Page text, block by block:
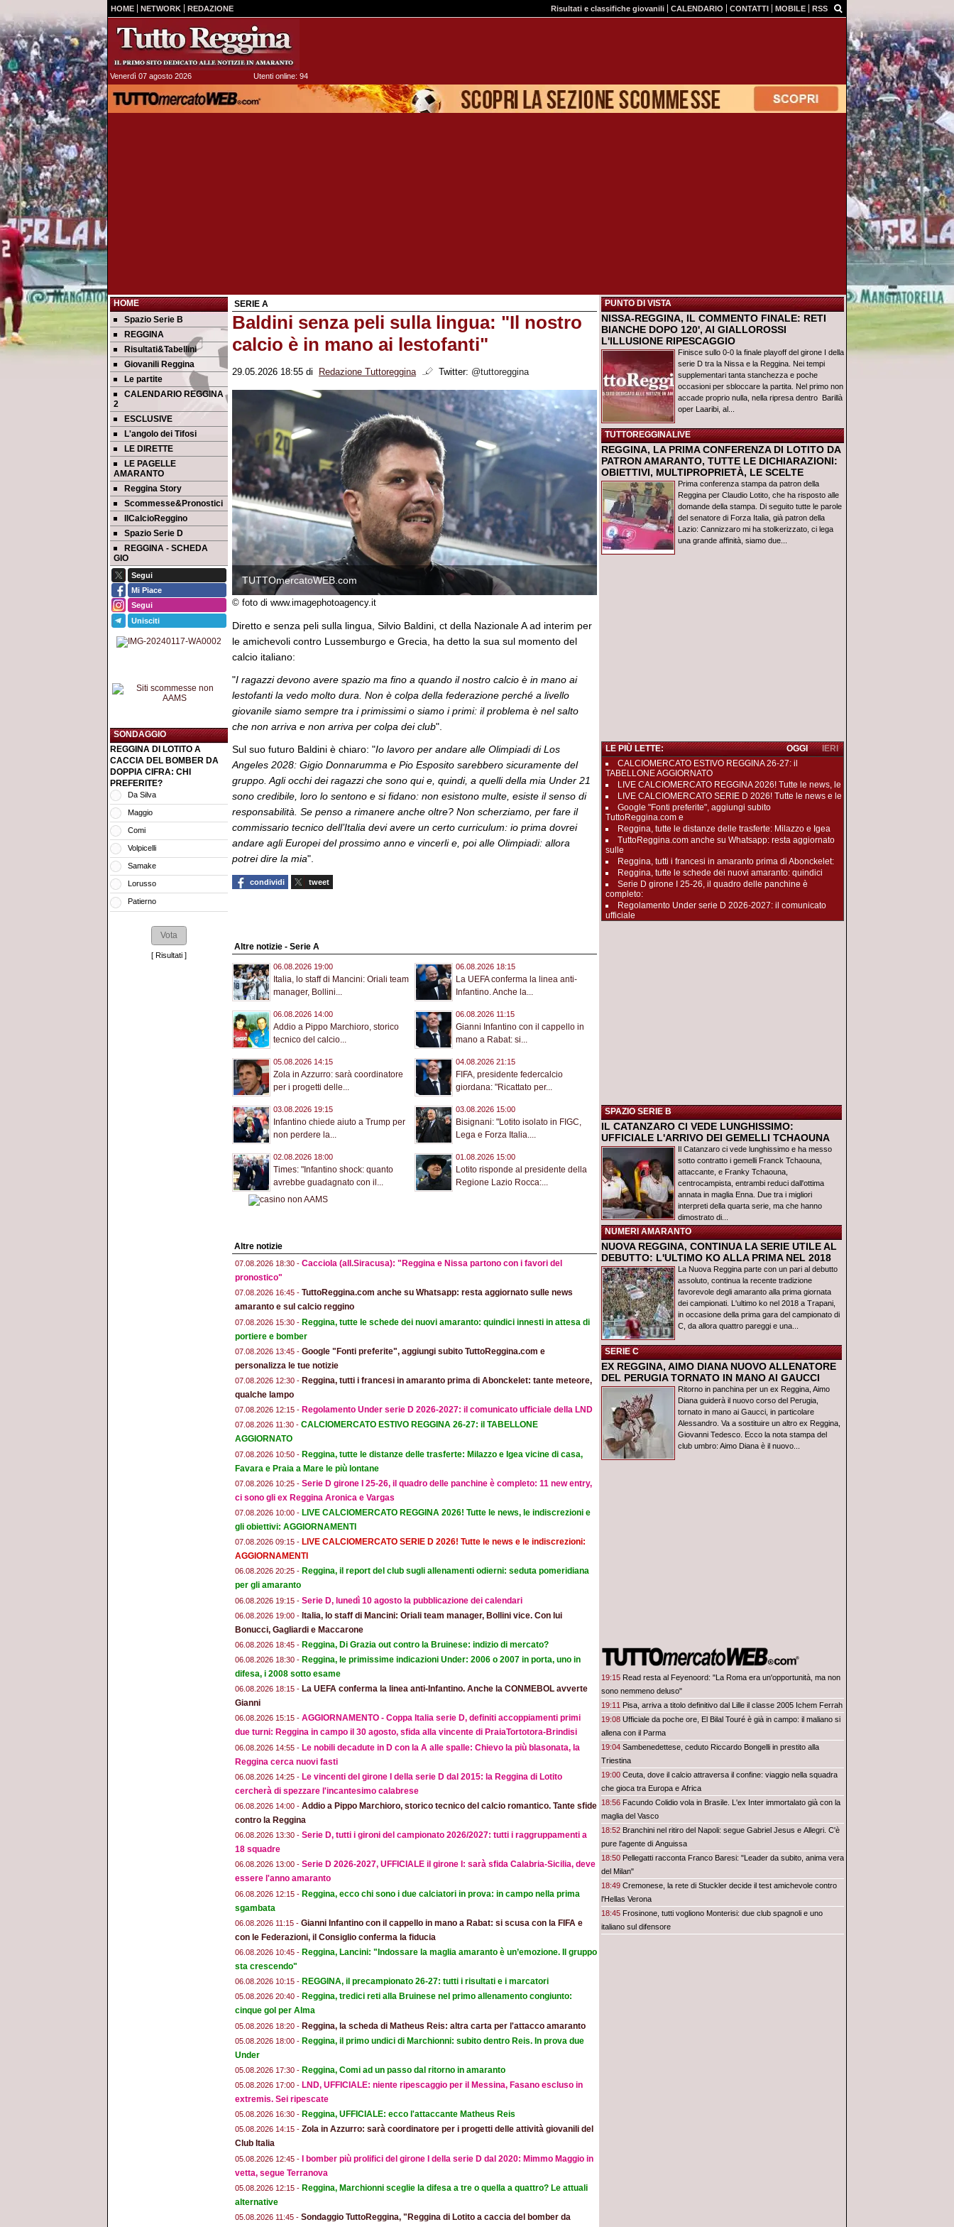
HOME NETWORK REDAZIONE Risultati e classifiche giovanili CALENDARIO CONTATTI MOBILE RSS
Venerdì 07 agosto 2026 Utenti online: 94
HOME
Spazio Serie B
REGGINA
Risultati&Tabellini
Giovanili Reggina
Le partite
CALENDARIO REGGINA
2
ESCLUSIVE
L'angolo dei Tifosi
LE DIRETTE
LE PAGELLE
AMARANTO
Reggina Story
Scommesse&Pronostici
IlCalcioReggino
Spazio Serie D
REGGINA - SCHEDA
GIO
Segui
Mi Piace
Segui
Unisciti
SONDAGGIO
REGGINA DI LOTITO A
CACCIA DEL BOMBER DA
DOPPIA CIFRA: CHI
PREFERITE?
Da Silva
Maggio
Comi
Volpicelli
Samake
Lorusso
Patierno
[ Risultati ]
SERIE A
Baldini senza peli sulla lingua: "Il nostro
calcio è in mano ai lestofanti"
29.05.2026 18:55 di Redazione Tuttoreggina Twitter: @tuttoreggina
TUTTOmercatoWEB.com
© foto di www.imagephotoagency.it
Diretto e senza peli sulla lingua, Silvio Baldini, ct della Nazionale A ad interim per
le amichevoli contro Lussemburgo e Grecia, ha detto la sua sul momento del
calcio italiano:
"I ragazzi devono avere spazio ma fino a quando il nostro calcio è in mano ai
lestofanti la vedo molto dura. Non è colpa della federazione perché a livello
giovanile siamo sempre tra i primissimi o siamo i primi: il problema è nel salto
che non arriva e non arriva per colpa dei club".
Sul suo futuro Baldini è chiaro: "Io lavoro per andare alle Olimpiadi di Los
Angeles 2028: Gigio Donnarumma e Pio Esposito sarebbero sicuramente del
gruppo. Agli occhi dei ragazzi che sono qui e, quindi, a quelli della mia Under 21
sono credibile, loro lo sentono e si fidano: non esistono multe, esiste il senso di
responsabilità. Se penso a rimanere anche oltre? Non scherziamo, per fare il
commissario tecnico dell’Italia devi avere un certo curriculum: io prima dovrei
andare agli Europei del prossimo anno e vincerli e, poi alle Olimpiadi: allora
potrei dire la mia".
condividi tweet
Altre notizie - Serie A
06.08.2026 19:00
Italia, lo staff di Mancini: Oriali team
manager, Bollini...
06.08.2026 18:15
La UEFA conferma la linea anti-
Infantino. Anche la...
06.08.2026 14:00
Addio a Pippo Marchioro, storico
tecnico del calcio...
06.08.2026 11:15
Gianni Infantino con il cappello in
mano a Rabat: si...
05.08.2026 14:15
Zola in Azzurro: sarà coordinatore
per i progetti delle...
04.08.2026 21:15
FIFA, presidente federcalcio
giordana: "Ricattato per...
03.08.2026 19:15
Infantino chiede aiuto a Trump per
non perdere la...
03.08.2026 15:00
Bisignani: "Lotito isolato in FIGC,
Lega e Forza Italia....
02.08.2026 18:00
Times: "Infantino shock: quanto
avrebbe guadagnato con il...
01.08.2026 15:00
Lotito risponde al presidente della
Regione Lazio Rocca:...
Altre notizie
07.08.2026 18:30 - Cacciola (all.Siracusa): "Reggina e Nissa partono con i favori del
pronostico"
07.08.2026 16:45 - TuttoReggina.com anche su Whatsapp: resta aggiornato sulle news
amaranto e sul calcio reggino
07.08.2026 15:30 - Reggina, tutte le schede dei nuovi amaranto: quindici innesti in attesa di
portiere e bomber
07.08.2026 13:45 - Google "Fonti preferite", aggiungi subito TuttoReggina.com e
personalizza le tue notizie
07.08.2026 12:30 - Reggina, tutti i francesi in amaranto prima di Abonckelet: tante meteore,
qualche lampo
07.08.2026 12:15 - Regolamento Under serie D 2026-2027: il comunicato ufficiale della LND
07.08.2026 11:30 - CALCIOMERCATO ESTIVO REGGINA 26-27: il TABELLONE
AGGIORNATO
07.08.2026 10:50 - Reggina, tutte le distanze delle trasferte: Milazzo e Igea vicine di casa,
Favara e Praia a Mare le più lontane
07.08.2026 10:25 - Serie D girone I 25-26, il quadro delle panchine è completo: 11 new entry,
ci sono gli ex Reggina Aronica e Vargas
07.08.2026 10:00 - LIVE CALCIOMERCATO REGGINA 2026! Tutte le news, le indiscrezioni e
gli obiettivi: AGGIORNAMENTI
07.08.2026 09:15 - LIVE CALCIOMERCATO SERIE D 2026! Tutte le news e le indiscrezioni:
AGGIORNAMENTI
06.08.2026 20:25 - Reggina, il report del club sugli allenamenti odierni: seduta pomeridiana
per gli amaranto
06.08.2026 19:15 - Serie D, lunedì 10 agosto la pubblicazione dei calendari
06.08.2026 19:00 - Italia, lo staff di Mancini: Oriali team manager, Bollini vice. Con lui
Bonucci, Gagliardi e Maccarone
06.08.2026 18:45 - Reggina, Di Grazia out contro la Bruinese: indizio di mercato?
06.08.2026 18:30 - Reggina, le primissime indicazioni Under: 2006 o 2007 in porta, uno in
difesa, i 2008 sotto esame
06.08.2026 18:15 - La UEFA conferma la linea anti-Infantino. Anche la CONMEBOL avverte
Gianni
06.08.2026 15:15 - AGGIORNAMENTO - Coppa Italia serie D, definiti accoppiamenti primi
due turni: Reggina in campo il 30 agosto, sfida alla vincente di PraiaTortotora-Brindisi
06.08.2026 14:55 - Le nobili decadute in D con la A alle spalle: Chievo la più blasonata, la
Reggina cerca nuovi fasti
06.08.2026 14:25 - Le vincenti del girone I della serie D dal 2015: la Reggina di Lotito
cercherà di spezzare l'incantesimo calabrese
06.08.2026 14:00 - Addio a Pippo Marchioro, storico tecnico del calcio romantico. Tante sfide
contro la Reggina
06.08.2026 13:30 - Serie D, tutti i gironi del campionato 2026/2027: tutti i raggruppamenti a
18 squadre
06.08.2026 13:00 - Serie D 2026-2027, UFFICIALE il girone I: sarà sfida Calabria-Sicilia, deve
essere l'anno amaranto
06.08.2026 12:15 - Reggina, ecco chi sono i due calciatori in prova: in campo nella prima
sgambata
06.08.2026 11:15 - Gianni Infantino con il cappello in mano a Rabat: si scusa con la FIFA e
con le Federazioni, il Consiglio conferma la fiducia
06.08.2026 10:45 - Reggina, Lancini: "Indossare la maglia amaranto è un’emozione. Il gruppo
sta crescendo"
06.08.2026 10:15 - REGGINA, il precampionato 26-27: tutti i risultati e i marcatori
05.08.2026 20:40 - Reggina, tredici reti alla Bruinese nel primo allenamento congiunto:
cinque gol per Alma
05.08.2026 18:20 - Reggina, la scheda di Matheus Reis: altra carta per l'attacco amaranto
05.08.2026 18:00 - Reggina, il primo undici di Marchionni: subito dentro Reis. In prova due
Under
05.08.2026 17:30 - Reggina, Comi ad un passo dal ritorno in amaranto
05.08.2026 17:00 - LND, UFFICIALE: niente ripescaggio per il Messina, Fasano escluso in
extremis. Sei ripescate
05.08.2026 16:30 - Reggina, UFFICIALE: ecco l'attaccante Matheus Reis
05.08.2026 14:15 - Zola in Azzurro: sarà coordinatore per i progetti delle attività giovanili del
Club Italia
05.08.2026 12:45 - I bomber più prolifici del girone I della serie D dal 2020: Mimmo Maggio in
vetta, segue Terranova
05.08.2026 12:15 - Reggina, Marchionni sceglie la difesa a tre o quella a quattro? Le attuali
alternative
05.08.2026 11:45 - Sondaggio TuttoReggina, "Reggina di Lotito a caccia del bomber da
PUNTO DI VISTA
NISSA-REGGINA, IL COMMENTO FINALE: RETI
BIANCHE DOPO 120', AI GIALLOROSSI
L'ILLUSIONE RIPESCAGGIO
Finisce sullo 0-0 la finale playoff del girone I della
serie D tra la Nissa e la Reggina. Nei tempi
supplementari tanta stanchezza e poche
occasioni per sbloccare la partita. Nel primo non
accade proprio nulla, nella ripresa dentro Barillà
oper Laaribi, al...
TUTTOREGGINALIVE
REGGINA, LA PRIMA CONFERENZA DI LOTITO DA
PATRON AMARANTO, TUTTE LE DICHIARAZIONI:
OBIETTIVI, MULTIPROPRIETÀ, LE SCELTE
Prima conferenza stampa da patron della
Reggina per Claudio Lotito, che ha risposto alle
domande della stampa. Di seguito tutte le parole
del senatore di Forza Italia, già patron della
Lazio: Cannizzaro mi ha stolkerizzato, ci lega
una grande affinità, siamo due...
LE PIÙ LETTE: IERI
OGGI
CALCIOMERCATO ESTIVO REGGINA 26-27: il
TABELLONE AGGIORNATO
LIVE CALCIOMERCATO REGGINA 2026! Tutte le news, le
LIVE CALCIOMERCATO SERIE D 2026! Tutte le news e le
Google "Fonti preferite", aggiungi subito
TuttoReggina.com e
Reggina, tutte le distanze delle trasferte: Milazzo e Igea
TuttoReggina.com anche su Whatsapp: resta aggiornato
sulle
Reggina, tutti i francesi in amaranto prima di Abonckelet:
Reggina, tutte le schede dei nuovi amaranto: quindici
Serie D girone I 25-26, il quadro delle panchine è
completo:
Regolamento Under serie D 2026-2027: il comunicato
ufficiale
SPAZIO SERIE B
IL CATANZARO CI VEDE LUNGHISSIMO:
UFFICIALE L'ARRIVO DEI GEMELLI TCHAOUNA
Il Catanzaro ci vede lunghissimo e ha messo
sotto contratto i gemelli Franck Tchaouna,
attaccante, e Franky Tchaouna,
centrocampista, entrambi reduci dall'ottima
annata in maglia Enna. Due tra i migliori
interpreti della quarta serie, ma che hanno
dimostrato di...
NUMERI AMARANTO
NUOVA REGGINA, CONTINUA LA SERIE UTILE AL
DEBUTTO: L'ULTIMO KO ALLA PRIMA NEL 2018
La Nuova Reggina parte con un pari al debutto
assoluto, continua la recente tradizione
favorevole degli amaranto alla prima giornata
dei campionati. L'ultimo ko nel 2018 a Trapani,
in occasione della prima gara del campionato di
C, da allora quattro pareggi e una...
SERIE C
EX REGGINA, AIMO DIANA NUOVO ALLENATORE
DEL PERUGIA TORNATO IN MANO AI GAUCCI
Ritorno in panchina per un ex Reggina, Aimo
Diana guiderà il nuovo corso del Perugia,
tornato in mano ai Gaucci, in particolare
Alessandro. Va a sostituire un altro ex Reggina,
Giovanni Tedesco. Ecco la nota stampa del
club umbro: Aimo Diana è il nuovo...
19:15 Read resta al Feyenoord: "La Roma era un'opportunità, ma non
sono nemmeno deluso"
19:11 Pisa, arriva a titolo definitivo dal Lille il classe 2005 Ichem Ferrah
19:08 Ufficiale da poche ore, El Bilal Touré è già in campo: il maliano si
allena con il Parma
19:04 Sambenedettese, ceduto Riccardo Bongelli in prestito alla
Triestina
19:00 Ceuta, dove il calcio attraversa il confine: viaggio nella squadra
che gioca tra Europa e Africa
18:56 Facundo Colidio vola in Brasile. L'ex Inter immortalato già con la
maglia del Vasco
18:52 Branchini nel ritiro del Napoli: segue Gabriel Jesus e Allegri. C'è
pure l'agente di Anguissa
18:50 Pellegatti racconta Franco Baresi: "Leader da subito, anima vera
del Milan"
18:49 Cremonese, la rete di Stuckler decide il test amichevole contro
l'Hellas Verona
18:45 Frosinone, tutti vogliono Monterisi: due club spagnoli e uno
italiano sul difensore